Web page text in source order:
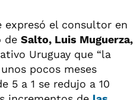
expresó el consultor en
de Salto, Luis Muguerza,
Uruguay que “la
pocos meses
5 a 1 se redujo a 10